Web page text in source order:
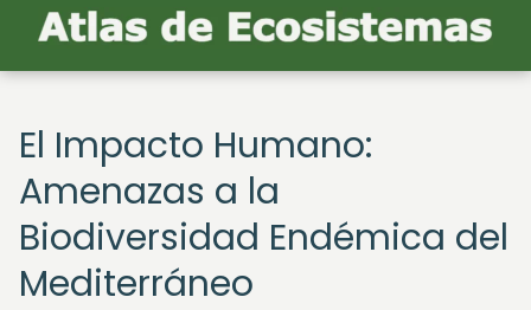
El Impacto Humano:
Amenazas a la
Biodiversidad Endémica del
Mediterráneo